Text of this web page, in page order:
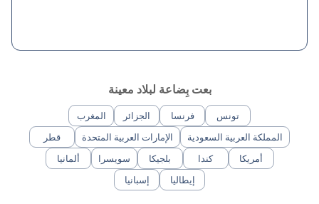
بعت بِضاعة لبلاد معينة
تونس فرنسا الجزائر
المغرب
المملكة العربية السعودية
الإمارات العربية المتحدة
قطر
أمريكا
كندا بلجيكا سويسرا
ألمانيا
إيطاليا
إسبانيا